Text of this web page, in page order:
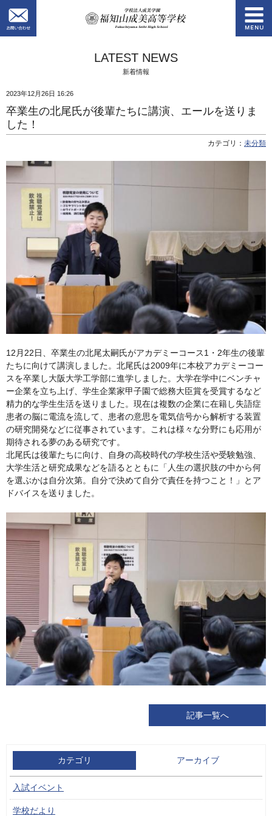
学校法人成美学
LATEST NEWS
新着情報
2023年12月26日 16:26
卒業生の北尾氏が後輩たちに講演、エールを送りま
した！
カテゴリ： 未分類
12月22日、卒業生の北尾太嗣氏がアカデミーコース1・2年生の後輩
たちに向けて講演しました。北尾氏は2009年に本校アカデミーコー
スを卒業し大阪大学工学部に進学しました。大学在学中にベンチャ
ー企業を立ち上げ、学生企業家甲子園で総務大臣賞を受賞するなど
精力的な学生生活を送りました。現在は複数の企業に在籍し失語症
患者の脳に電流を流して、患者の意思を電気信号から解析する装置
の研究開発などに従事されています。これは様々な分野にも応用が
期待される夢のある研究です。
北尾氏は後輩たちに向け、自身の高校時代の学校生活や受験勉強、
大学生活と研究成果などを語るとともに「人生の選択肢の中から何
を選ぶかは自分次第。自分で決めて自分で責任を持つこと！」とア
ドバイスを送りました。
記事一覧へ
カテゴリ アーカイブ
入試イベント
学校だより